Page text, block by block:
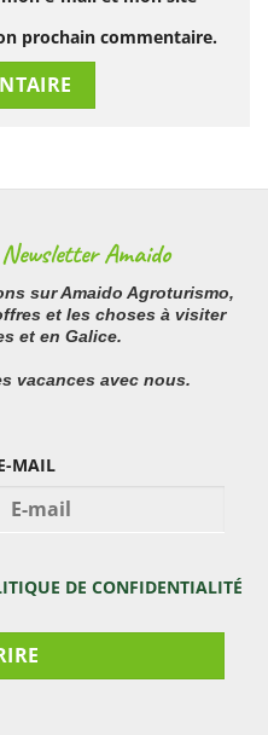
prochain commentaire.
Amaido
sur Amaido Agroturismo,
et les choses à visiter
et en Galice.
vacances avec nous.
MAIL
DE CONFIDENTIALITÉ